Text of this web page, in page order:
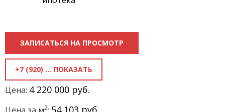
ЗАПИСАТЬСЯ НА ПРОСМОТР
+7 (920) 818-81-50
Цена: 4 220 000 руб.
2 54 103 руб.